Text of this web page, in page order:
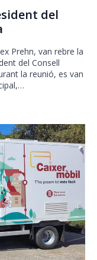
del
Prehn, van rebre la
del Consell
la reunió, es van